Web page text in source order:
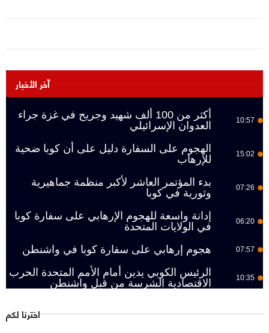
آخر الأخبار
10:57
أكثر من 100 ألف شهيد وجريح في غزة جراء
العدوان الإسرائيلي
15:02
الهجوم على السفارة دليل على أن كوبا ضحية
للإرهاب
07:26
بدء المؤتمر العاشر لأكبر منظمة جماهيرية
وثورية في كوبا
06:20
إدانة واسعة للهجوم الإرهابي على سفارة كوبا
في الولايات المتحدة
07:57 هجوم إرهابي على سفارة كوبا في واشنطن
10:35
الرئيس الكوبي يدين أمام الأمم المتحدة الحرب
الاقتصادية الشرسة من قبل واشنطن
اخترنا لكم